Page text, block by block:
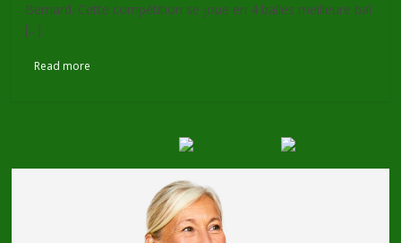
Bernard. Cette compétition se joue en 4 balles meilleure bal
[...]
Read more